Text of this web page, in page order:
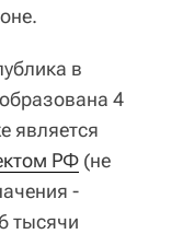
в
4
является
РФ (не
-
тысячи